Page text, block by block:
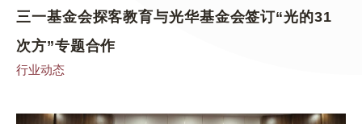
三一基金会探客教育与光华基金会签订“光的31
次方”专题合作
行业动态